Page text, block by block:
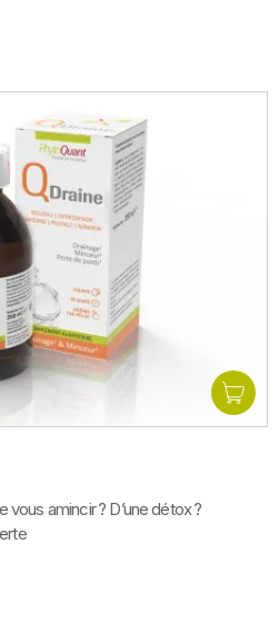
vous amincir? D’une détox?